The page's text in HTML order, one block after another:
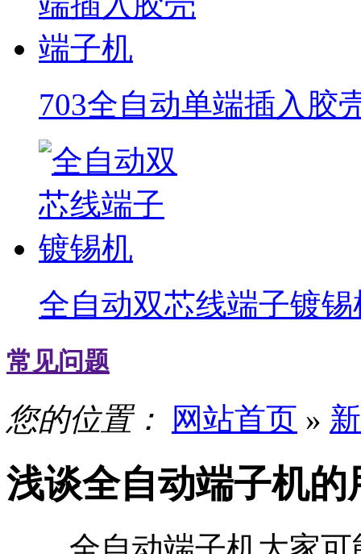
703全自动单端插入胶
全自动双芯线端子镀锡
常见问题
您的位置： 网站首页 »
浅谈全自动端子机的